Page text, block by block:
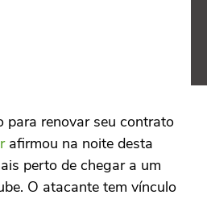
para renovar seu contrato
afirmou na noite desta
perto de chegar a um
O atacante tem vínculo